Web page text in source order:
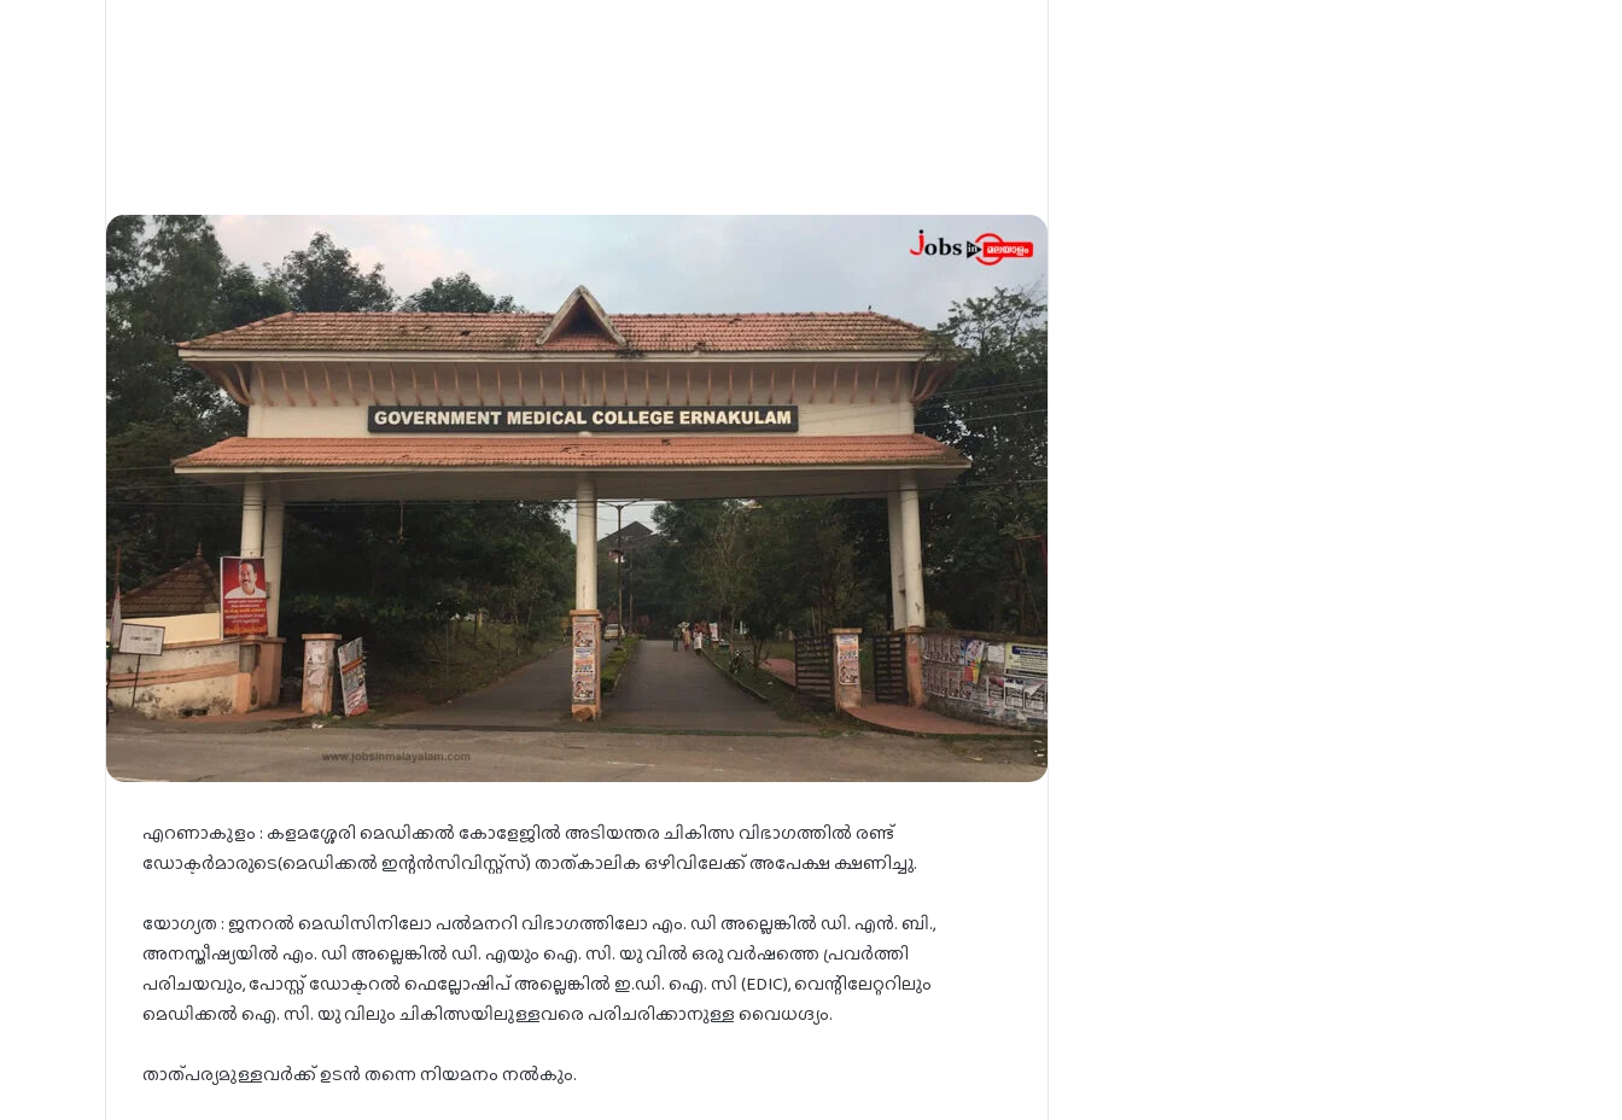
എറണാകുളം : കളമശ്ശേരി മെഡിക്കൽ കോളേജിൽ അടിയന്തര ചികിത്സ വിഭാഗത്തിൽ രണ്ട്
ഡോക്ടർമാരുടെ(മെഡിക്കൽ ഇന്റൻസിവിസ്റ്റ്‌സ്) താത്കാലിക ഒഴിവിലേക്ക് അപേക്ഷ ക്ഷണിച്ചു.
യോഗ്യത : ജനറൽ മെഡിസിനിലോ പൽമനറി വിഭാഗത്തിലോ എം. ഡി അല്ലെങ്കിൽ ഡി. എൻ. ബി.,
അനസ്തീഷ്യയിൽ എം. ഡി അല്ലെങ്കിൽ ഡി. എയും ഐ. സി. യു വിൽ ഒരു വർഷത്തെ പ്രവർത്തി
പരിചയവും, പോസ്റ്റ്‌ ഡോക്ടറൽ ഫെല്ലോഷിപ് അല്ലെങ്കിൽ ഇ.ഡി. ഐ. സി (EDIC), വെന്റിലേറ്ററിലും
മെഡിക്കൽ ഐ. സി. യു വിലും ചികിത്സയിലുള്ളവരെ പരിചരിക്കാനുള്ള വൈധഗ്ദ്യം.
താത്പര്യമുള്ളവർക്ക് ഉടൻ തന്നെ നിയമനം നൽകും.